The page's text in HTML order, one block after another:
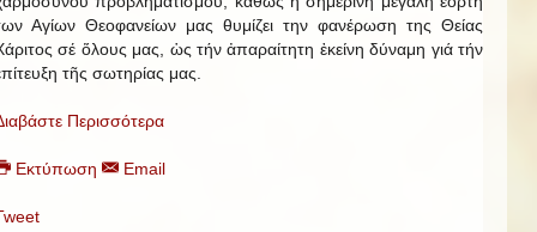
Αγίων Θεοφανείων μας θυμίζει την φανέρωση της Θείας
σέ ὅλους μας, ὡς τήν ἀπαραίτητη ἐκείνη δύναμη γιά τήν
τῆς σωτηρίας μας.
Περισσότερα
Εκτύπωση Email